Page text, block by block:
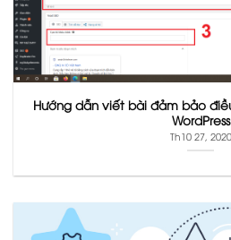
Hướng dẫn viết bài đảm bảo
WordPress
Th10 27, 2020